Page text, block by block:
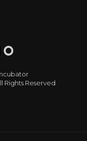
Rights Reserved